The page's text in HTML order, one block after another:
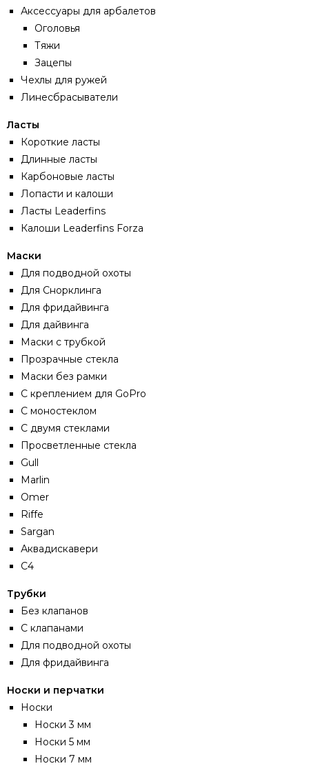
Аксессуары для арбалетов
Оголовья
Тяжи
Зацепы
Чехлы для ружей
Линесбрасыватели
Ласты
Короткие ласты
Длинные ласты
Карбоновые ласты
Лопасти и калоши
Ласты Leaderfins
Калоши Leaderfins Forza
Маски
Для подводной охоты
Для Снорклинга
Для фридайвинга
Для дайвинга
Маски с трубкой
Прозрачные стекла
Маски без рамки
С креплением для GoPro
С моностеклом
С двумя стеклами
Просветленные стекла
Gull
Marlin
Omer
Riffe
Sargan
Аквадискавери
С4
Трубки
Без клапанов
С клапанами
Для подводной охоты
Для фридайвинга
Носки и перчатки
Носки
Носки 3 мм
Носки 5 мм
Носки 7 мм